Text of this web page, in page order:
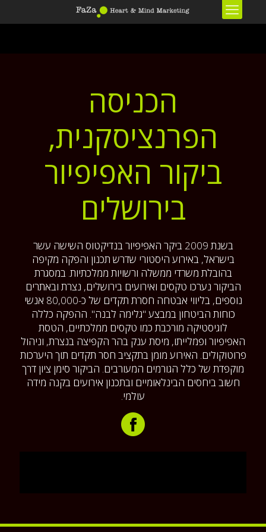
הכניסה
הפרנציסקנית,
ביקור האפיפיור
בירושלים
בשנת 2009 ביקר האפיפיור בנדיקטוס השישה עשר
בישראל, באירוע היסטורי שדרש תכנון והפקה מקיפה
בהובלת משרדי ממשלה ורשויות ממלכתיות. במסגרת
הביקור נערכו טקסים ואירועים בירושלים, נצרת ובאתרים
נוספים, בליווי אבטחה חסרת תקדים של כ-80,000 אנשי
כוחות הביטחון במבצע "גלימה לבנה". ההפקה כללה
לוגיסטיקה מורכבת כמו טקסים ממלכתיים, הטסת
האפיפיור ופמלייתו, מיסת ענק בהר הקפיצה בנצרת, וניהול
פרוטוקולים. האירוע מומן בתקציב חסר תקדים תוך היערכות
מוקפדת של כלל הגורמים המעורבים. הביקור סימן ציון דרך
חשוב ביחסים הבינלאומיים ובתכנון אירועים בקנה מידה
עולמי.